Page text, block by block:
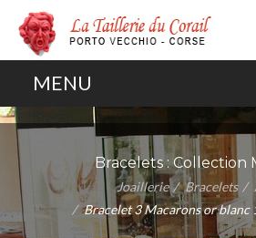
Bracelets :Collection
Joaillerie Bracelets
Bracelet 3 Macarons or blanc